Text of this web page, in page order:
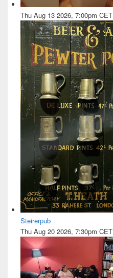
Thu Aug 13 2026, 7:00pm CET
Steirerpub
Thu Aug 20 2026, 7:30pm CET